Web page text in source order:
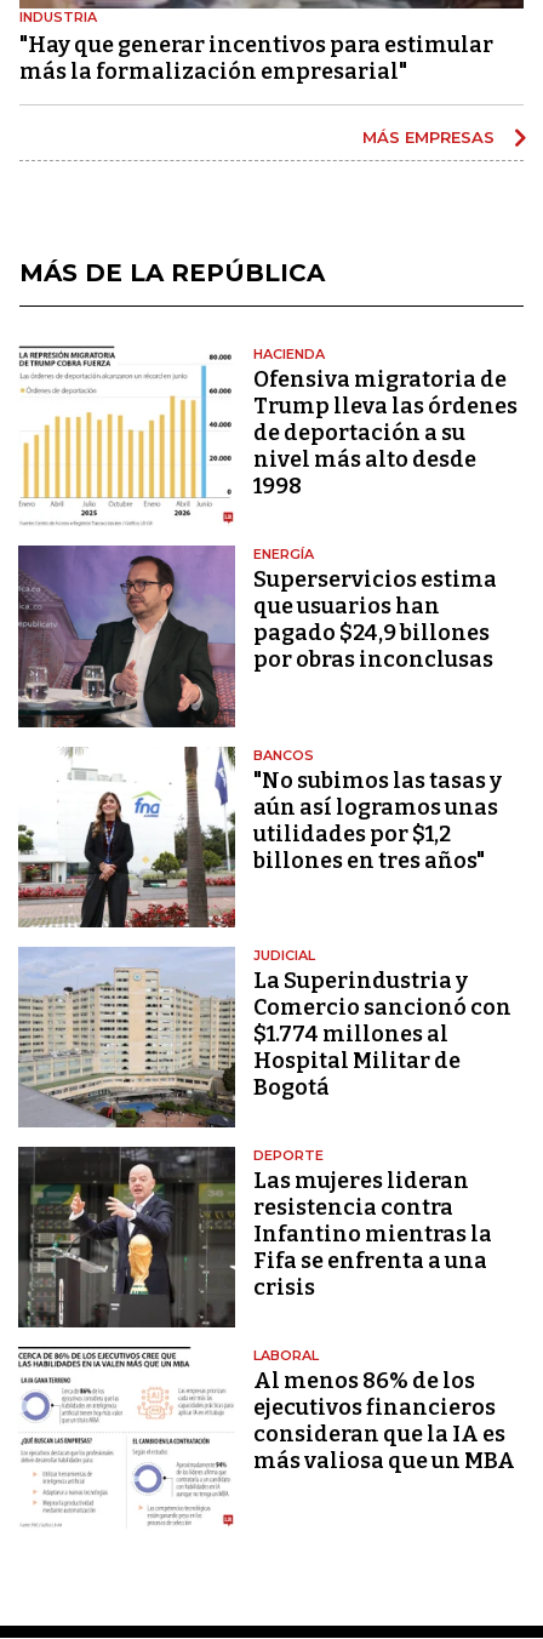
INDUSTRIA
"Hay que generar incentivos para estimular
más la formalización empresarial"
MÁS EMPRESAS
MÁS DE LA REPÚBLICA
HACIENDA
Ofensiva migratoria de
Trump lleva las órdenes
de deportación a su
nivel más alto desde
1998
ENERGÍA
Superservicios estima
que usuarios han
pagado $24,9 billones
por obras inconclusas
BANCOS
"No subimos las tasas y
aún así logramos unas
utilidades por $1,2
billones en tres años"
JUDICIAL
La Superindustria y
Comercio sancionó con
$1.774 millones al
Hospital Militar de
Bogotá
DEPORTE
Las mujeres lideran
resistencia contra
Infantino mientras la
Fifa se enfrenta a una
crisis
LABORAL
Al menos 86% de los
ejecutivos financieros
consideran que la IA es
más valiosa que un MBA